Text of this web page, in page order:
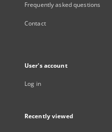
Frequently asked questions
Contact
User's account
Log in
Recently viewed